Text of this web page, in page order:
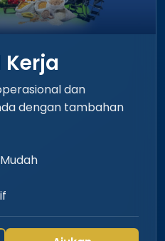
dan
dengan tambahan